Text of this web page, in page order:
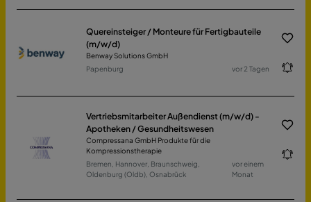
Quereinsteiger / Monteure für Fertigbauteile
(m/w/d)
Benway Solutions GmbH
Papenburg
vor 2 Tagen
Vertriebsmitarbeiter Außendienst (m/w/d) -
Apotheken / Gesundheitswesen
Compressana GmbH Produkte für die
Kompressionstherapie
Bremen, Hannover, Braunschweig,
Oldenburg (Oldb), Osnabrück
vor einem
Monat